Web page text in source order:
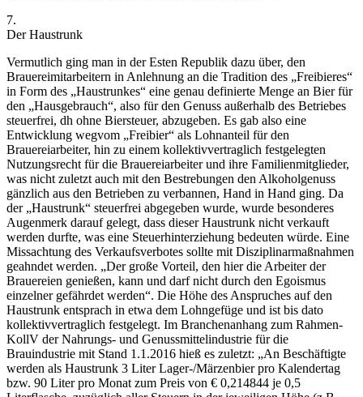
7.
Der Haustrunk
Vermutlich ging man in der Esten Republik dazu über, den
Brauereimitarbeitern in Anlehnung an die Tradition des „Freibieres“
in Form des „Haustrunkes“ eine genau definierte Menge an Bier für
den „Hausgebrauch“, also für den Genuss außerhalb des Betriebes
steuerfrei, dh ohne Biersteuer, abzugeben. Es gab also eine
Entwicklung wegvom „Freibier“ als Lohnanteil für den
Brauereiarbeiter, hin zu einem kollektivvertraglich festgelegten
Nutzungsrecht für die Brauereiarbeiter und ihre Familienmitglieder,
was nicht zuletzt auch mit den Bestrebungen den Alkoholgenuss
gänzlich aus den Betrieben zu verbannen, Hand in Hand ging. Da
der „Haustrunk“ steuerfrei abgegeben wurde, wurde besonderes
Augenmerk darauf gelegt, dass dieser Haustrunk nicht verkauft
werden durfte, was eine Steuerhinterziehung bedeuten würde. Eine
Missachtung des Verkaufsverbotes sollte mit Disziplinarmaßnahmen
geahndet werden. „Der große Vorteil, den hier die Arbeiter der
Brauereien genießen, kann und darf nicht durch den Egoismus
einzelner gefährdet werden“. Die Höhe des Anspruches auf den
Haustrunk entsprach in etwa dem Lohngefüge und ist bis dato
kollektivvertraglich festgelegt. Im Branchenanhang zum Rahmen-
KollV der Nahrungs- und Genussmittelindustrie für die
Brauindustrie mit Stand 1.1.2016 hieß es zuletzt: „An Beschäftigte
werden als Haustrunk 3 Liter Lager-/Märzenbier pro Kalendertag
bzw. 90 Liter pro Monat zum Preis von € 0,214844 je 0,5